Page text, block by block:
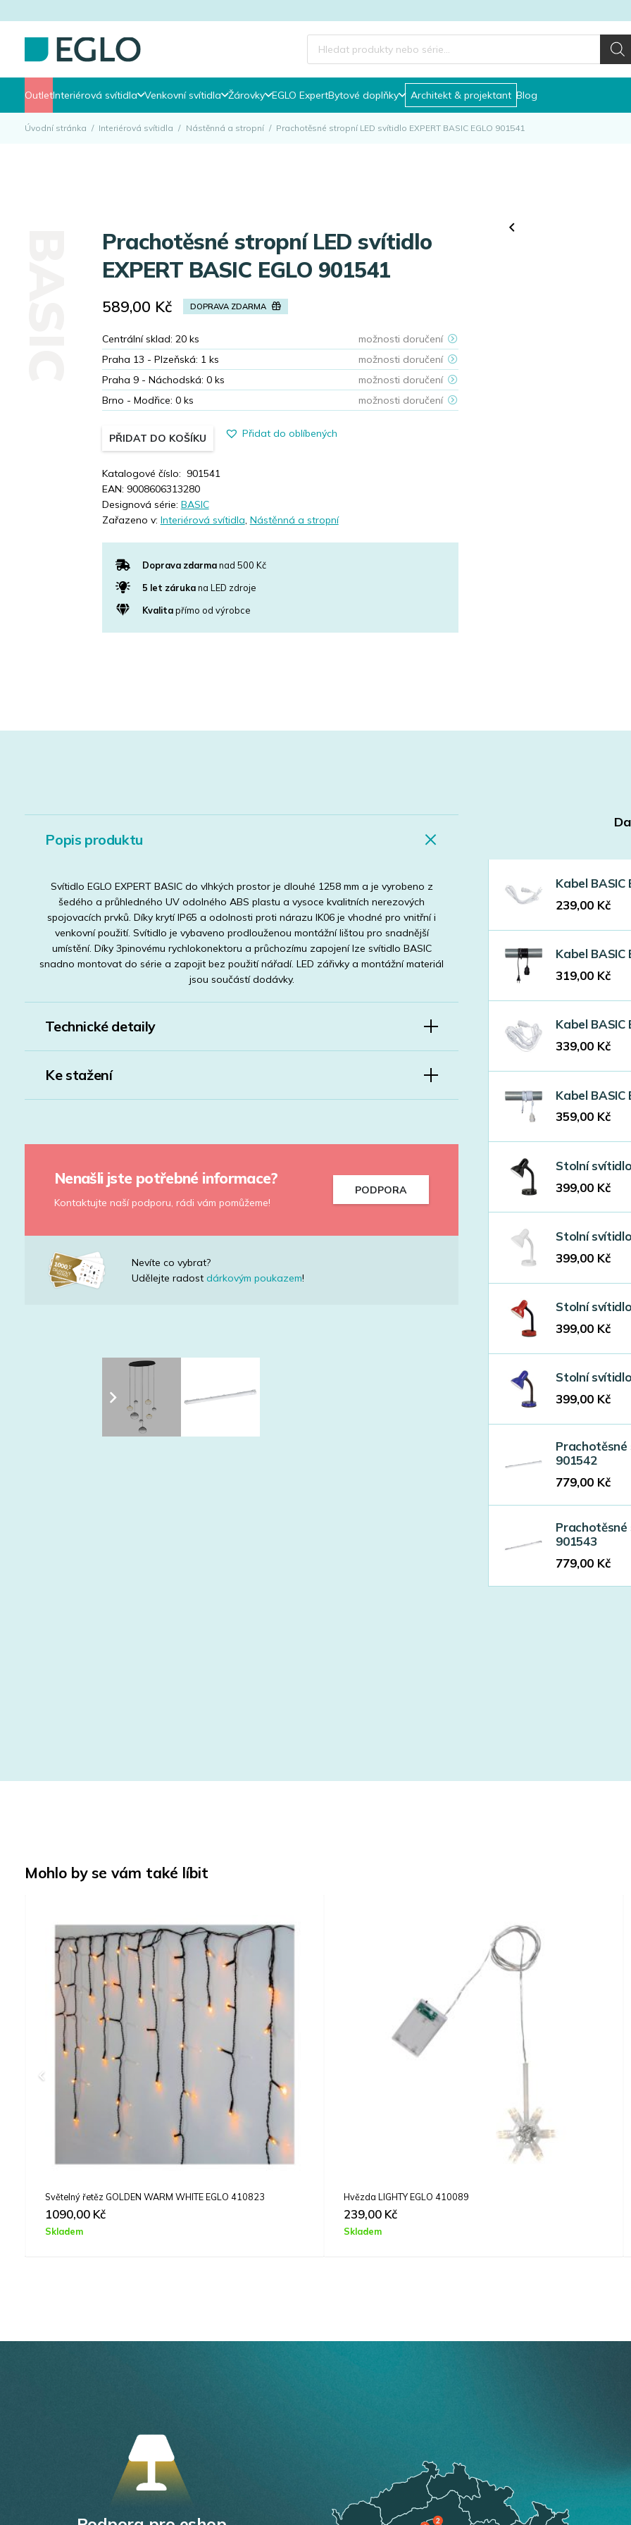
Products
search
OutletInteriérová svítidla Venkovní svítidla Žárovky EGLO ExpertBytové doplňky Architekt & projektant Blog
Úvodní stránka / Interiérová svítidla / Nástěnná a stropní / Prachotěsné stropní LED svítidlo EXPERT BASIC EGLO 901541
Prachotěsné stropní LED svítidlo
EXPERT BASIC EGLO 901541
589,00 Kč DOPRAVA ZDARMA
Centrální sklad: 20ks
možnosti doručení
Praha 13 - Plzeňská: 1ks
možnosti doručení
Praha 9 - Náchodská: 0ks
možnosti doručení
Brno - Modřice: 0ks možnosti doručení
PŘIDAT DO KOŠÍKU Přidat do oblíbených
Katalogové číslo: 901541
EAN: 9008606313280
Designová série: BASIC
Zařazeno v: Interiérová svítidla, Nástěnná a stropní
Doprava zdarmanad 500 Kč
5 let zárukana LED zdroje
Kvalitapřímo od výrobce
Popis produktu
Svítidlo EGLO EXPERT BASIC do vlhkých prostor je dlouhé 1258 mm a je vyrobeno z
šedého a průhledného UV odolného ABS plastu a vysoce kvalitních nerezových
spojovacích prvků. Díky krytí IP65 a odolnosti proti nárazu IK06 je vhodné pro vnitřní i
venkovní použití. Svítidlo je vybaveno prodlouženou montážní lištou pro snadnější
umístění. Díky 3pinovému rychlokonektoru a průchozímu zapojení lze svítidlo BASIC
snadno montovat do série a zapojit bez použití nářadí. LED zářivky a montážní materiál
jsou součástí dodávky.
Technické detaily
Ke stažení
Nenašli jste potřebné informace?
Kontaktujte naší podporu, rádi vám pomůžeme!
PODPORA
Nevíte co vybrat?
Udělejte radostdárkovým poukazem!
Kabel BASIC
239,00 Kč
Kabel BASIC
319,00 Kč
Kabel BASIC
339,00 Kč
Kabel BASIC
359,00 Kč
Stolní svítidlo
399,00 Kč
Stolní svítidlo
399,00 Kč
Stolní svítidlo
399,00 Kč
Stolní svítidlo
399,00 Kč
Prachotěsné
901542
779,00 Kč
Prachotěsné
901543
779,00 Kč
Mohlo by se vám také líbit
Hvězda LIGHTY EGLO 410089
239,00Kč
Skladem
Zápustné svítidlo PINEDA EGLO 95823
1190,00Kč
Skladem